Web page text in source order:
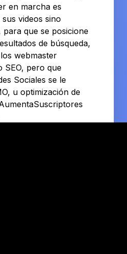
en marcha es
videos sino
para que se posicione
de búsqueda,
webmaster
SEO, pero que
Sociales se le
u optimización de